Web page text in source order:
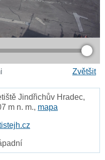
Zvětšit
Jindřichův Hradec,
m n. m., mapa